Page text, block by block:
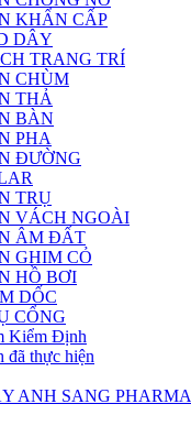
KHẨN CẤP
DÂY
TRANG TRÍ
CHÙM
THẢ
BÀN
PHA
ĐƯỜNG
TRỤ
VÁCH NGOÀI
ÂM ĐẤT
GHIM CỎ
HỒ BƠI
DỐC
CỔNG
Kiểm Định
đã thực hiện
ANH SANG PHARMA